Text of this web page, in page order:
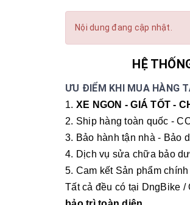
Nội dung đang cập nhật.
HỆ
ƯU ĐIỂM KHI MUA HÀNG
1. XE NGON - GIÁ TỐT -
2. Ship hàng toàn quốc -
3. Bảo hành tận nhà - Bảo
4. Dịch vụ sửa chữa bảo
5. Cam kết Sản phẩm
Tất cả đều có tại DngBike /